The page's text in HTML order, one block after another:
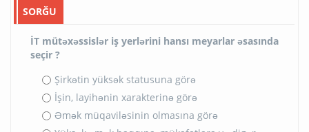
SORĞU
İT mütəxəssislər iş yerlərini hansı meyarlar əsasında
seçir ?
Şirkətin yüksək statusuna görə
İşin, layihənin xarakterinə görə
Əmək müqaviləsinin olmasına görə